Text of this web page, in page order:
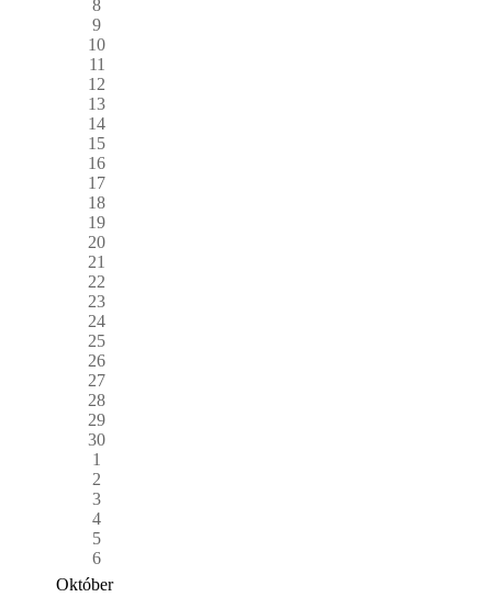
8
9
10
11
12
13
14
15
16
17
18
19
20
21
22
23
24
25
26
27
28
29
30
1
2
3
4
5
6
Október